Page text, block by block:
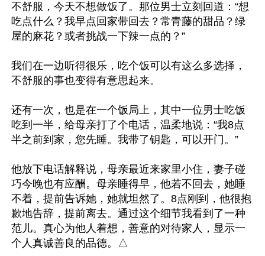
不舒服，今天不想做饭了。那位男士立刻回道：“想
吃点什么？我早点回家带回去？常青藤的甜品？绿
屋的麻花？或者挑战一下辣一点的？”
我们在一边听得很乐，吃个饭可以有这么多选择，
不舒服的事也变得有意思起来。
还有一次，也是在一个饭局上，其中一位男士吃饭
吃到一半，给母亲打了个电话，温柔地说：“我8点
半之前到家，您先睡。我带了钥匙，可以开门。”
他放下电话解释说，母亲最近来家里小住，妻子碰
巧今晚也有应酬。母亲睡得早，他若不回去，她睡
不着，提前告诉她，她就坦然了。8点刚到，他很抱
歉地告辞，提前离去。通过这个细节我看到了一种
范儿。真心为他人着想，善意的对待家人，显示一